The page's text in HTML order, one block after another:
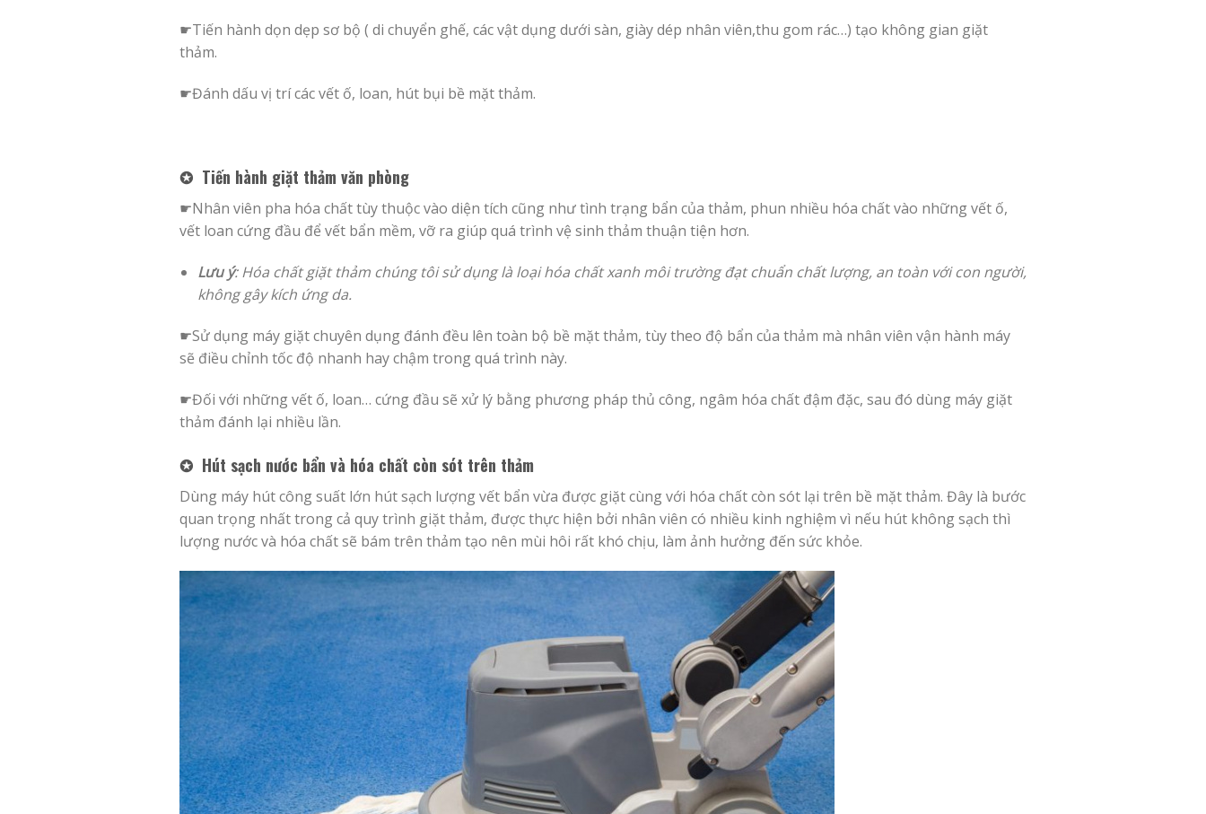
☛Tiến hành dọn dẹp sơ bộ ( di chuyển ghế, các vật dụng dưới sàn, giày dép nhân viên,thu gom rác…) tạo không gian giặt
thảm.
☛Đánh dấu vị trí các vết ố, loan, hút bụi bề mặt thảm.
✪ Tiến hành giặt thảm văn phòng
☛Nhân viên pha hóa chất tùy thuộc vào diện tích cũng như tình trạng bẩn của thảm, phun nhiều hóa chất vào những vết ố,
vết loan cứng đầu để vết bẩn mềm, vỡ ra giúp quá trình vệ sinh thảm thuận tiện hơn.
Lưu ý: Hóa chất giặt thảm chúng tôi sử dụng là loại hóa chất xanh môi trường đạt chuẩn chất lượng, an toàn với con người,
không gây kích ứng da.
☛Sử dụng máy giặt chuyên dụng đánh đều lên toàn bộ bề mặt thảm, tùy theo độ bẩn của thảm mà nhân viên vận hành máy
sẽ điều chỉnh tốc độ nhanh hay chậm trong quá trình này.
☛Đối với những vết ố, loan… cứng đầu sẽ xử lý bằng phương pháp thủ công, ngâm hóa chất đậm đặc, sau đó dùng máy giặt
thảm đánh lại nhiều lần.
✪ Hút sạch nước bẩn và hóa chất còn sót trên thảm
Dùng máy hút công suất lớn hút sạch lượng vết bẩn vừa được giặt cùng với hóa chất còn sót lại trên bề mặt thảm. Đây là bước
quan trọng nhất trong cả quy trình giặt thảm, được thực hiện bởi nhân viên có nhiều kinh nghiệm vì nếu hút không sạch thì
lượng nước và hóa chất sẽ bám trên thảm tạo nên mùi hôi rất khó chịu, làm ảnh hưởng đến sức khỏe.